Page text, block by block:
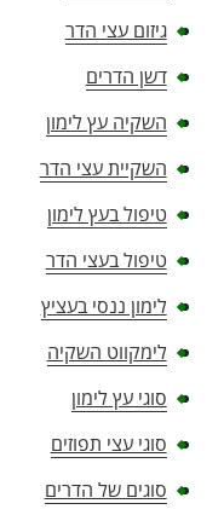
גיזום עצי הדר
דשן הדרים
השקיה עץ לימון
השקיית עצי הדר
טיפול בעץ לימון
טיפול בעצי הדר
לימון ננסי בעציץ
לימקווט השקיה
סוגי עץ לימון
סוגי עצי תפוזים
סוגים של הדרים